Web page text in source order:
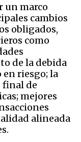
un marco
cambios
obligados,
como
de la debida
riesgo; la
de
mejores
alineada